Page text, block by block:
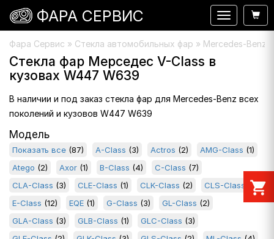
Фара Сервис » Стекла автомобильных фар » Mercedes-Benz
Стекла фар Мерседес V-Class в
кузовах W447 W639
В наличии и под заказ стекла фар для Mercedes-Benz всех
поколений и кузовов W447 W639
Модель
Показать все (87) A-Class (3) Actros (2) AMG-Class (1)
Atego (2) Axor (1) B-Class (4) C-Class (7)
CLA-Class (3) CLE-Class (1) CLK-Class (2) CLS-Class
(4)
E-Class (12) EQE (1) G-Class (3) GL-Class (2)
GLA-Class (3) GLB-Class (1) GLC-Class (3)
Навигация
ФАРА СЕРВИС
shopping_cart